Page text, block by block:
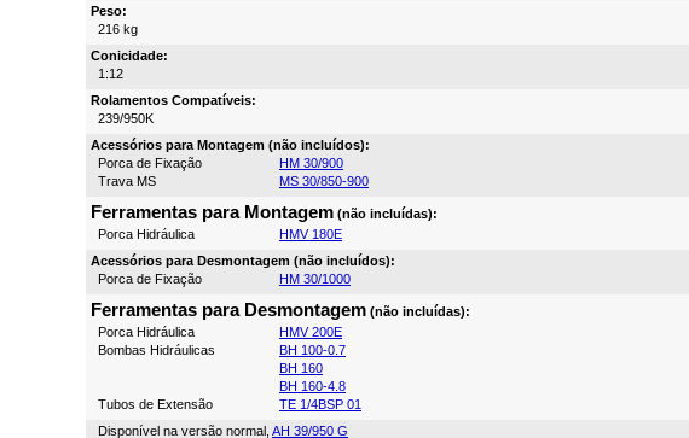
Peso:
216 kg
Conicidade:
1:12
Rolamentos Compatíveis:
239/950K
Acessórios para Montagem (não incluídos):
Porca de Fixação
HM 30/900
Trava MS
MS 30/850-900
Ferramentas para Montagem (não incluídas):
Porca Hidráulica
HMV 180E
Acessórios para Desmontagem (não incluídos):
Porca de Fixação
HM 30/1000
Ferramentas para Desmontagem (não incluídas):
Porca Hidráulica
HMV 200E
Bombas Hidráulicas
BH 100-0.7
BH 160
BH 160-4.8
Tubos de Extensão
TE 1/4BSP 01
Disponível na versão normal, AH 39/950 G